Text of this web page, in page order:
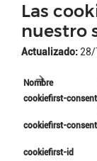
Las
nuestro
Actualizado: 28/
Nombre
cookiefirst-consent
cookiefirst-consent
cookiefirst-id